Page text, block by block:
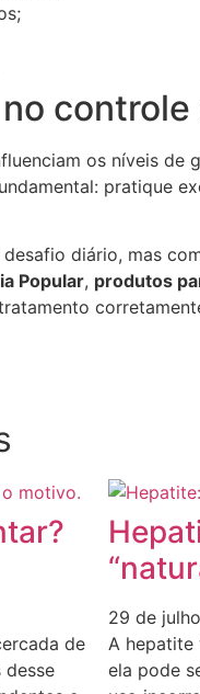
os níveis de
pratique
diário, mas
Popular, produtos
de
desse
29 de
A hepatite
ela pode